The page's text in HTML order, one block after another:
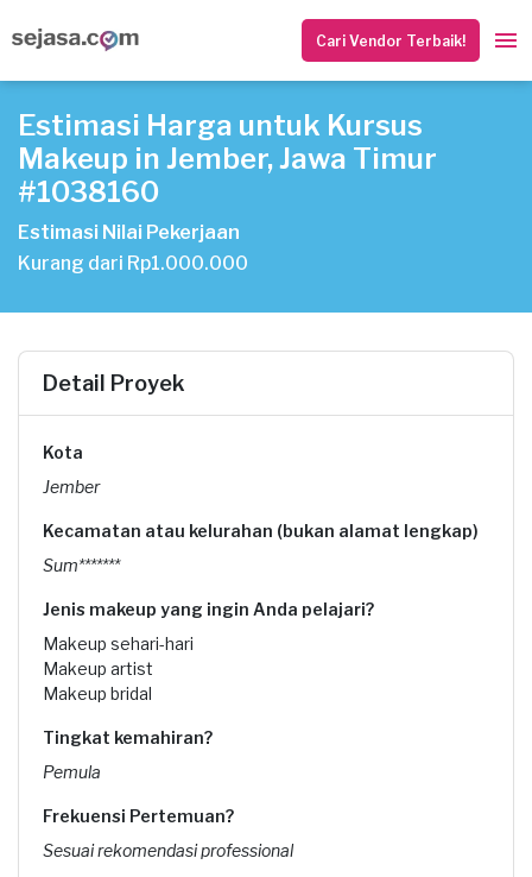
Cari Vendor Terbaik!
Estimasi Harga untuk Kursus
Makeup in Jember, Jawa Timur
#1038160
Estimasi Nilai Pekerjaan
Kurang dari Rp1.000.000
Detail Proyek
Kota
Jember
Kecamatan atau kelurahan (bukan alamat lengkap)
Sum*******
Jenis makeup yang ingin Anda pelajari?
Makeup sehari-hari
Makeup artist
Makeup bridal
Tingkat kemahiran?
Pemula
Frekuensi Pertemuan?
Sesuai rekomendasi professional